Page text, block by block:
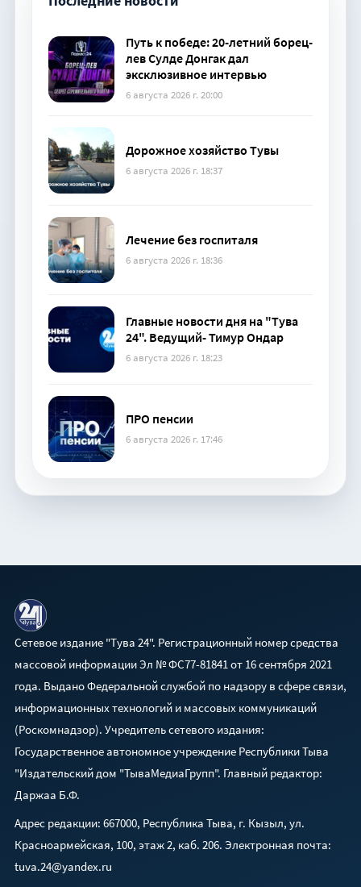
Путь к победе: 20-летний борец-
лев Сулде Донгак дал
эксклюзивное интервью
6 августа 2026 г. 20:00
Дорожное хозяйство Тувы
6 августа 2026 г. 18:37
Лечение без госпиталя
6 августа 2026 г. 18:36
Главные новости дня на "Тува
24". Ведущий- Тимур Ондар
6 августа 2026 г. 18:23
ПРО пенсии
6 августа 2026 г. 17:46
Сетевое издание "Тува 24". Регистрационный номер средства
массовой информации Эл № ФС77-81841 от 16 сентября 2021
года. Выдано Федеральной службой по надзору в сфере связи,
информационных технологий и массовых коммуникаций
(Роскомнадзор). Учредитель сетевого издания:
Государственное автономное учреждение Республики Тыва
"Издательский дом "ТываМедиаГрупп". Главный редактор:
Даржаа Б.Ф.
Адрес редакции: 667000, Республика Тыва, г. Кызыл, ул.
Красноармейская, 100, этаж 2, каб. 206. Электронная почта:
tuva.24@yandex.ru